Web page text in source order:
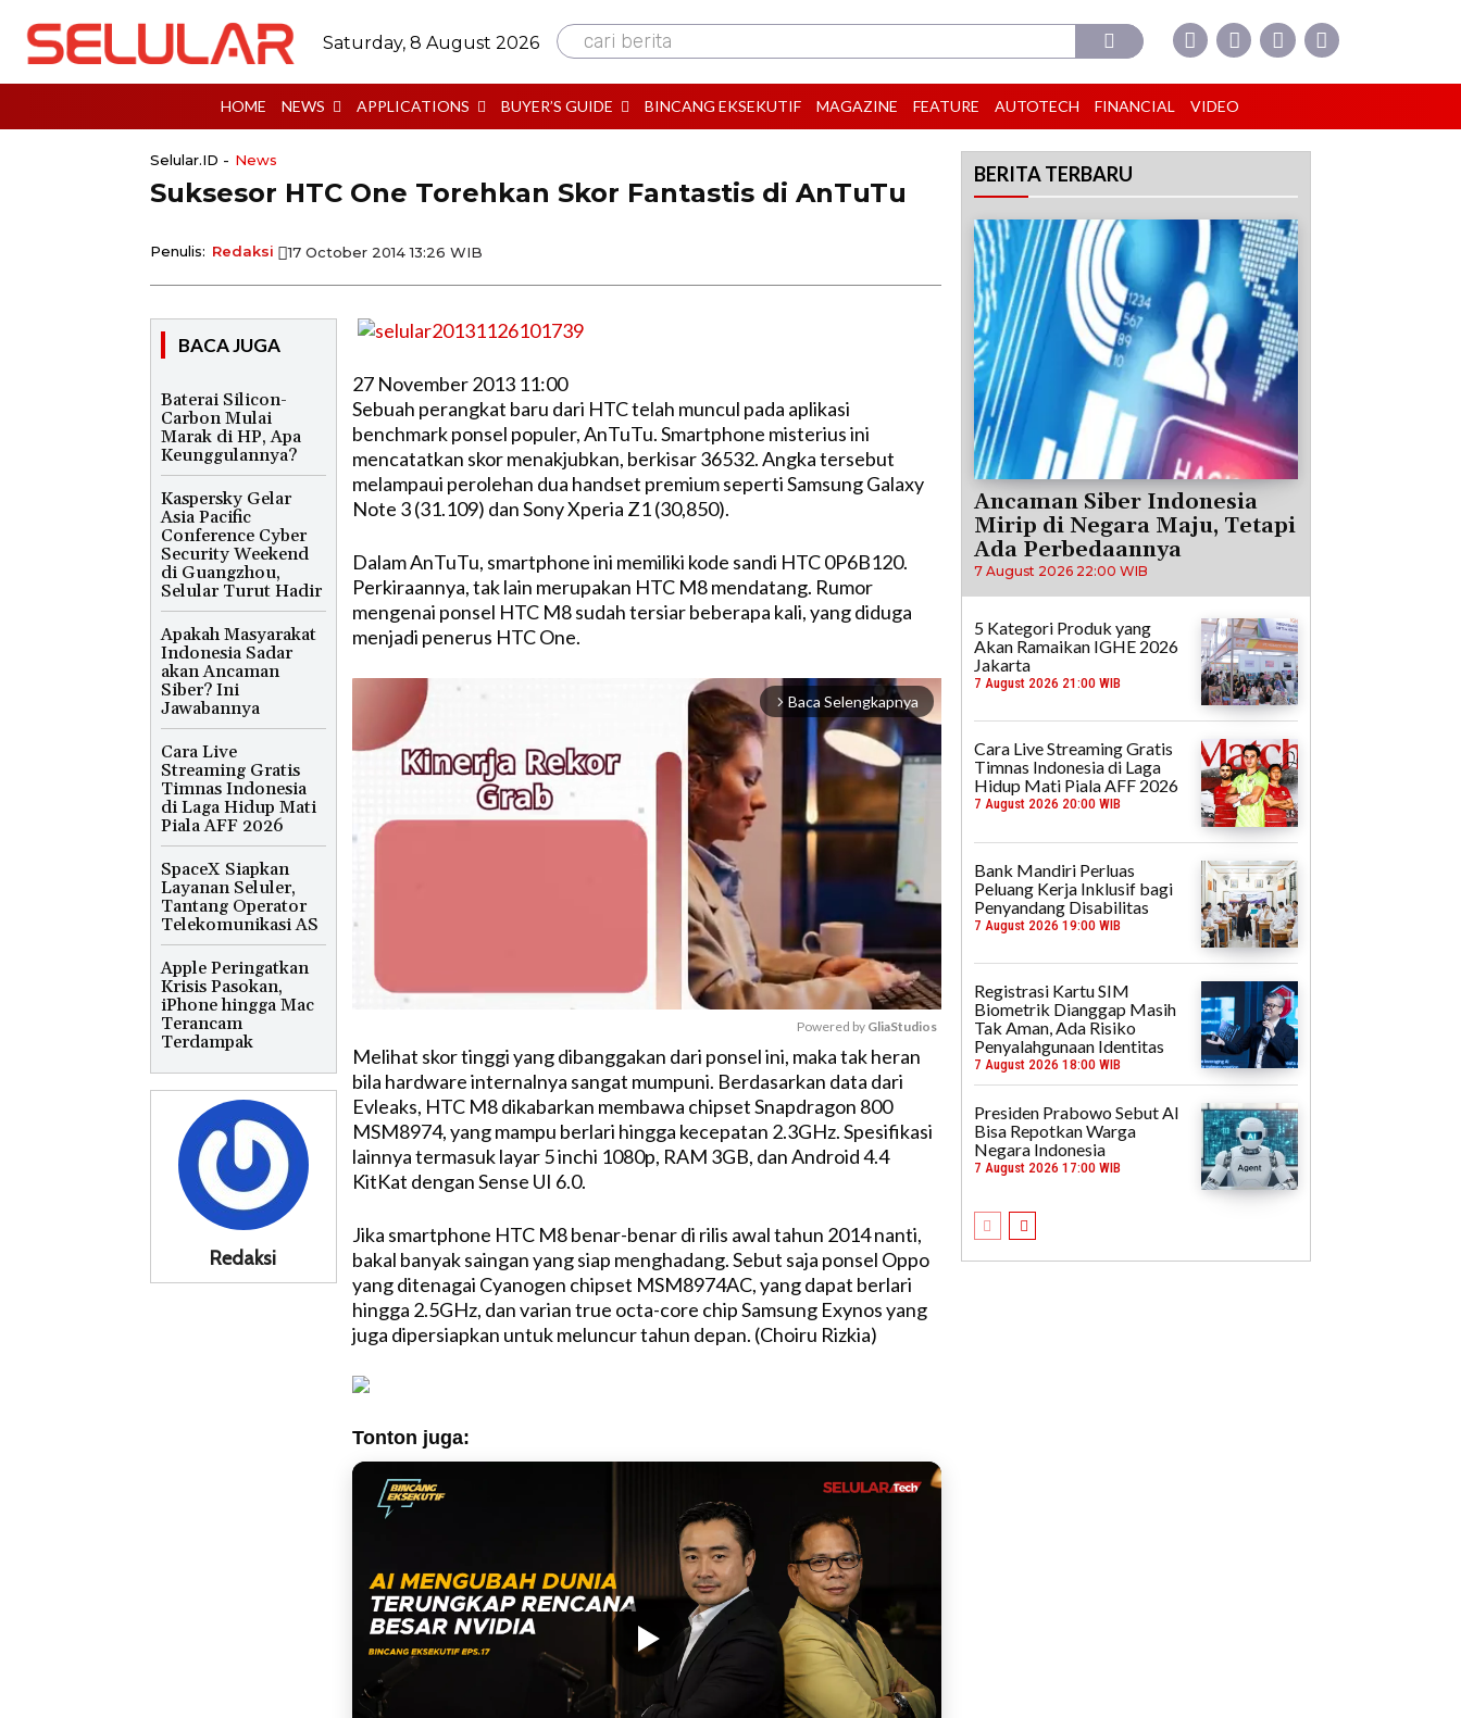
Saturday, 8 August 2026 cari berita
HOME NEWS APPLICATIONS BUYER’S GUIDE BINCANG EKSEKUTIF MAGAZINE FEATURE AUTOTECH FINANCIAL VIDEO
Selular.ID - News
Suksesor HTC One Torehkan Skor Fantastis di AnTuTu
Penulis: Redaksi 17 October 2014 13:26 WIB
BACA JUGA
Baterai Silicon-
Carbon Mulai
Marak di HP, Apa
Keunggulannya?
Kaspersky Gelar
Asia Pacific
Conference Cyber
Security Weekend
di Guangzhou,
Selular Turut Hadir
Apakah Masyarakat
Indonesia Sadar
akan Ancaman
Siber? Ini
Jawabannya
Cara Live
Streaming Gratis
Timnas Indonesia
di Laga Hidup Mati
Piala AFF 2026
SpaceX Siapkan
Layanan Seluler,
Tantang Operator
Telekomunikasi AS
Apple Peringatkan
Krisis Pasokan,
iPhone hingga Mac
Terancam
Terdampak
Redaksi
27 November 2013 11:00
Sebuah perangkat baru dari HTC telah muncul pada aplikasi
benchmark ponsel populer, AnTuTu. Smartphone misterius ini
mencatatkan skor menakjubkan, berkisar 36532. Angka tersebut
melampaui perolehan dua handset premium seperti Samsung Galaxy
Note 3 (31.109) dan Sony Xperia Z1 (30,850).
Dalam AnTuTu, smartphone ini memiliki kode sandi HTC 0P6B120.
Perkiraannya, tak lain merupakan HTC M8 mendatang. Rumor
mengenai ponsel HTC M8 sudah tersiar beberapa kali, yang diduga
menjadi penerus HTC One.
arrow_forward_ios Baca Selengkapnya
M
u
Powered by GliaStudios
Melihat skor tinggi yang dibanggakan dari ponsel ini, maka tak heran
bila hardware internalnya sangat mumpuni. Berdasarkan data dari
Evleaks, HTC M8 dikabarkan membawa chipset Snapdragon 800
MSM8974, yang mampu berlari hingga kecepatan 2.3GHz. Spesifikasi
lainnya termasuk layar 5 inchi 1080p, RAM 3GB, dan Android 4.4
KitKat dengan Sense UI 6.0.
Jika smartphone HTC M8 benar-benar di rilis awal tahun 2014 nanti,
bakal banyak saingan yang siap menghadang. Sebut saja ponsel Oppo
yang ditenagai Cyanogen chipset MSM8974AC, yang dapat berlari
hingga 2.5GHz, dan varian true octa-core chip Samsung Exynos yang
juga dipersiapkan untuk meluncur tahun depan. (Choiru Rizkia)
Tonton juga:
BERITA TERBARU
Ancaman Siber Indonesia
Mirip di Negara Maju, Tetapi
Ada Perbedaannya
7 August 2026 22:00 WIB
5 Kategori Produk yang
Akan Ramaikan IGHE 2026
Jakarta
7 August 2026 21:00 WIB
Cara Live Streaming Gratis
Timnas Indonesia di Laga
Hidup Mati Piala AFF 2026
7 August 2026 20:00 WIB
Bank Mandiri Perluas
Peluang Kerja Inklusif bagi
Penyandang Disabilitas
7 August 2026 19:00 WIB
Registrasi Kartu SIM
Biometrik Dianggap Masih
Tak Aman, Ada Risiko
Penyalahgunaan Identitas
7 August 2026 18:00 WIB
Presiden Prabowo Sebut AI
Bisa Repotkan Warga
Negara Indonesia
7 August 2026 17:00 WIB